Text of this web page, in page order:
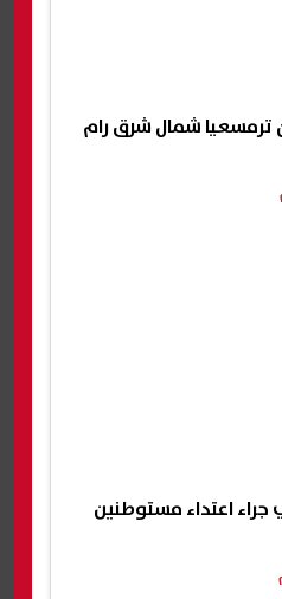
شمال شرق رام
اعتداء مستوطنين